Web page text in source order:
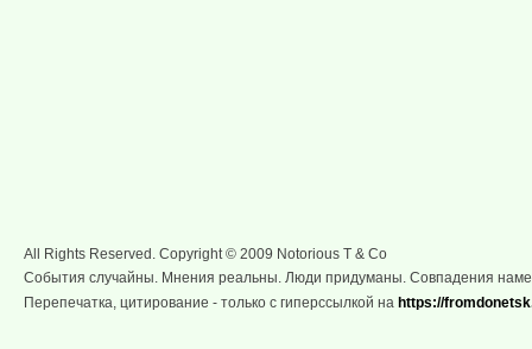
All Rights Reserved. Copyright © 2009 Notorious T & Co
События случайны. Мнения реальны. Люди придуманы. Совпадения
Перепечатка, цитирование - только с гиперссылкой на https://